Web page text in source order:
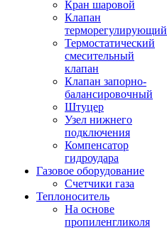
Кран шаровой
Клапан
терморегулирующий
Термостатический
смесительный
клапан
Клапан запорно-
балансировочный
Штуцер
Узел нижнего
подключения
Компенсатор
гидроудара
Газовое оборудование
Счетчики газа
Теплоноситель
На основе
пропиленгликоля